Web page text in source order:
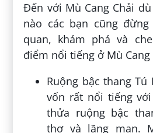
Đến với Mù Cang Chải
nào các bạn cũng
quan, khám phá và
điểm nổi tiếng ở Mù Cang
Ruộng bậc thang Tú
vốn rất nổi tiếng
thửa ruộng bậc
thơ và lãng mạn.